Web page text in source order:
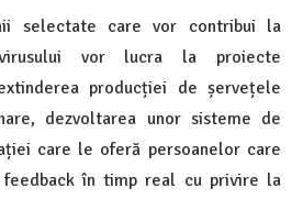
selectate care vor contribui la
vor lucra la proiecte
producției de șervețele
dezvoltarea unor sisteme de
care le oferă persoanelor care
în timp real cu privire la